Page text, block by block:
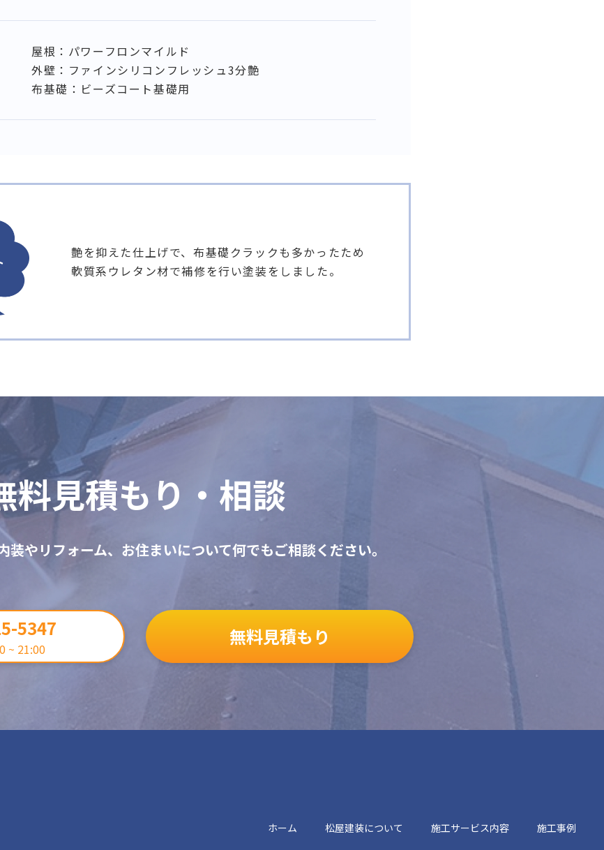
屋根：パワーフロンマイルド
外壁：ファインシリコンフレッシュ3分艶
布基礎：ビーズコート基礎用
艶を抑えた仕上げで、布基礎クラックも多かったため
軟質系ウレタン材で補修を行い塗装をしました。
料見積もり・相談
装やリフォーム、お住まいについて何でもご相談ください。
5347
~ 21:00
無料見積もり
ホーム 松屋建装について 施工サービス内容 施工事例